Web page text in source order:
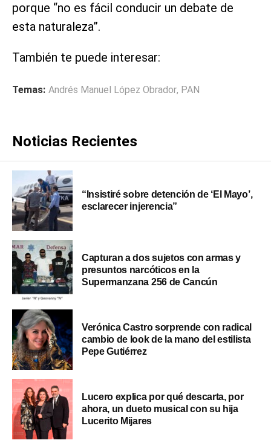
porque “no es fácil conducir un debate de
esta naturaleza”.
También te puede interesar:
Temas: Andrés Manuel López Obrador, PAN
Noticias Recientes
“Insistiré sobre detención de ‘El Mayo’,
esclarecer injerencia”
Capturan a dos sujetos con armas y
presuntos narcóticos en la
Supermanzana 256 de Cancún
Verónica Castro sorprende con radical
cambio de look de la mano del estilista
Pepe Gutiérrez
Lucero explica por qué descarta, por
ahora, un dueto musical con su hija
Lucerito Mijares